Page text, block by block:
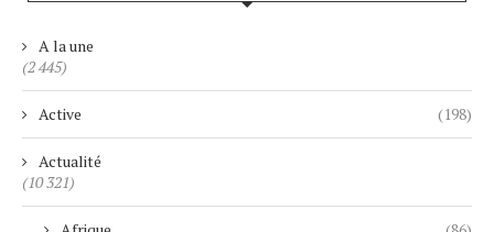
A la une
(2 445)
Active (198)
Actualité
(10 321)